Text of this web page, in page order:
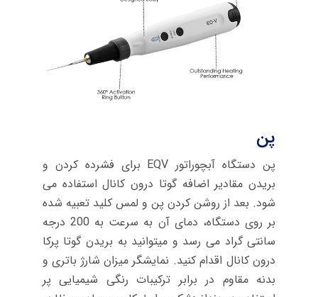
پن
پن دستگاه آبچوراتور EQV برای فشرده کردن و
بریدن مقادیر اضافه گوتا درون کانال استفاده می
شود. بعد از روشن کردن پن و لمس کلید تعبیه شده
بر روی دستگاه، دمای آن به سرعت به 200 درجه
سانتی گراد می رسد و میتوانید به بریدن گوتا پرکا
درون کانال اقدام کنید. نمایشگر میزان شارژ باتری و
بدنه مقاوم در برابر ترکیبات رنگی شیمیایی پر